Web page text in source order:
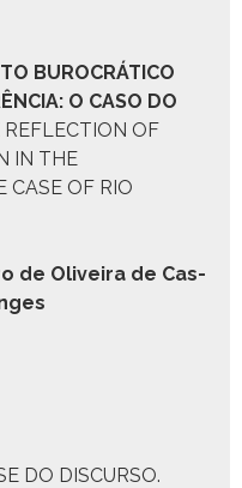
BUROCRÁTICO
: O CASO DO
REFLECTION OF
IN THE
CASE OF RIO
de Oliveira de Cas­
DO DISCURSO.